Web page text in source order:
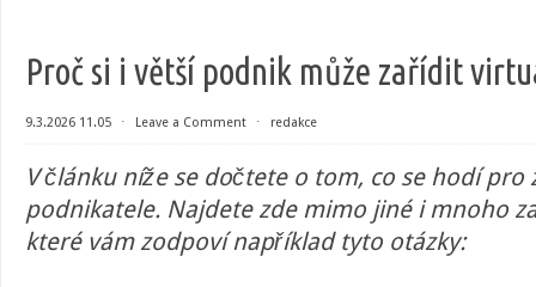
Proč si i větší podnik může zařídit
9.3.2026 11.05 ⋅ Leave a Comment ⋅ redakce
V článku níže se dočtete o tom, co se hodí pro
podnikatele. Najdete zde mimo jiné i mnoho
které vám zodpoví například tyto otázky: